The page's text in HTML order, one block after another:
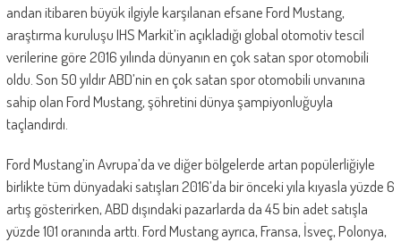
andan itibaren büyük ilgiyle karşılanan efsane Ford Mustang,
araştırma kuruluşu IHS Markit’in açıkladığı global otomotiv tescil
verilerine göre 2016 yılında dünyanın en çok satan spor otomobili
oldu. Son 50 yıldır ABD’nin en çok satan spor otomobili unvanına
sahip olan Ford Mustang, şöhretini dünya şampiyonluğuyla
taçlandırdı.
Ford Mustang’in Avrupa’da ve diğer bölgelerde artan popülerliğiyle
birlikte tüm dünyadaki satışları 2016’da bir önceki yıla kıyasla yüzde 6
artış gösterirken, ABD dışındaki pazarlarda da 45 bin adet satışla
yüzde 101 oranında arttı. Ford Mustang ayrıca, Fransa, İsveç, Polonya,